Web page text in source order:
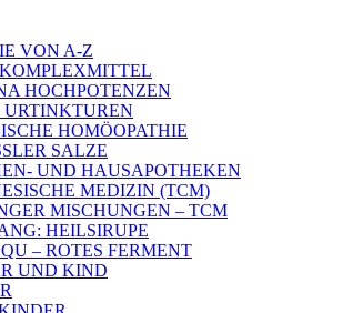
VON A-Z
HOCHPOTENZEN
URTINKTUREN
HOMÖOPATHIE
SALZE
UND HAUSAPOTHEKEN
MEDIZIN (TCM)
MISCHUNGEN – TCM
HEILSIRUPE
– ROTES FERMENT
UND KIND